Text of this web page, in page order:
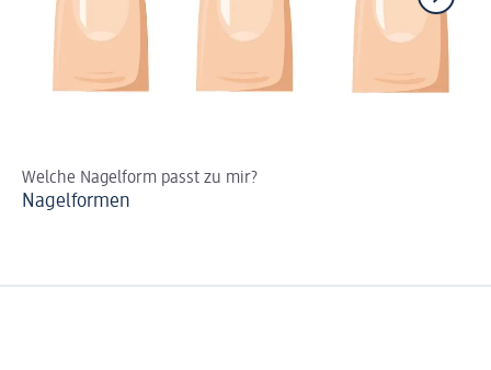
Welche Nagelform passt zu mir?
Nagelformen